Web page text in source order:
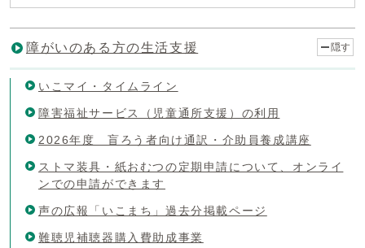
障がいのある方の生活支援 隠す
いこマイ・タイムライン
障害福祉サービス（児童通所支援）の利用
2026年度 盲ろう者向け通訳・介助員養成講座
ストマ装具・紙おむつの定期申請について、オンライ
ンでの申請ができます
声の広報「いこまち」過去分掲載ページ
難聴児補聴器購入費助成事業